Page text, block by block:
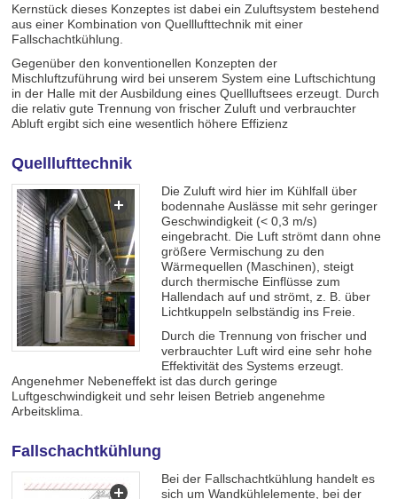
Kernstück dieses Konzeptes ist dabei ein Zuluftsystem bestehend
aus einer Kombination von Quelllufttechnik mit einer
Fallschachtkühlung.
Gegenüber den konventionellen Konzepten der
Mischluftzuführung wird bei unserem System eine Luftschichtung
in der Halle mit der Ausbildung eines Quellluftsees erzeugt. Durch
die relativ gute Trennung von frischer Zuluft und verbrauchter
Abluft ergibt sich eine wesentlich höhere Effizienz
Quelllufttechnik
Die Zuluft wird hier im Kühlfall über
bodennahe Auslässe mit sehr geringer
Geschwindigkeit (< 0,3 m/s)
eingebracht. Die Luft strömt dann ohne
größere Vermischung zu den
Wärmequellen (Maschinen), steigt
durch thermische Einflüsse zum
Hallendach auf und strömt, z. B. über
Lichtkuppeln selbständig ins Freie.
Durch die Trennung von frischer und
verbrauchter Luft wird eine sehr hohe
Effektivität des Systems erzeugt.
Angenehmer Nebeneffekt ist das durch geringe
Luftgeschwindigkeit und sehr leisen Betrieb angenehme
Arbeitsklima.
Fallschachtkühlung
Bei der Fallschachtkühlung handelt es
sich um Wandkühlelemente, bei der